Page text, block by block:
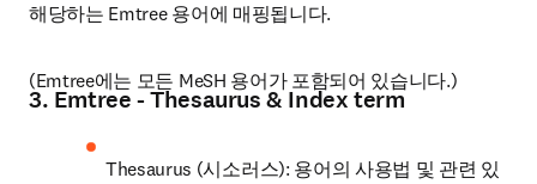
해당하는 Emtree 용어에 매핑됩니다.
(Emtree에는 모든 MeSH 용어가 포함되어 있습니다.)
3. Emtree - Thesaurus & Index term
Thesaurus (시소러스): 용어의 사용법 및 관련 있